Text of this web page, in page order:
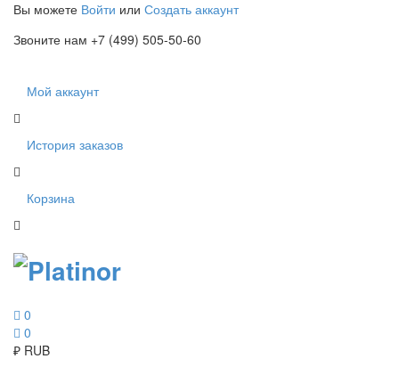
Вы можете Войти или Создать аккаунт
Звоните нам +7 (499) 505-50-60
Мой аккаунт
История заказов
Корзина
0
0
₽ RUB